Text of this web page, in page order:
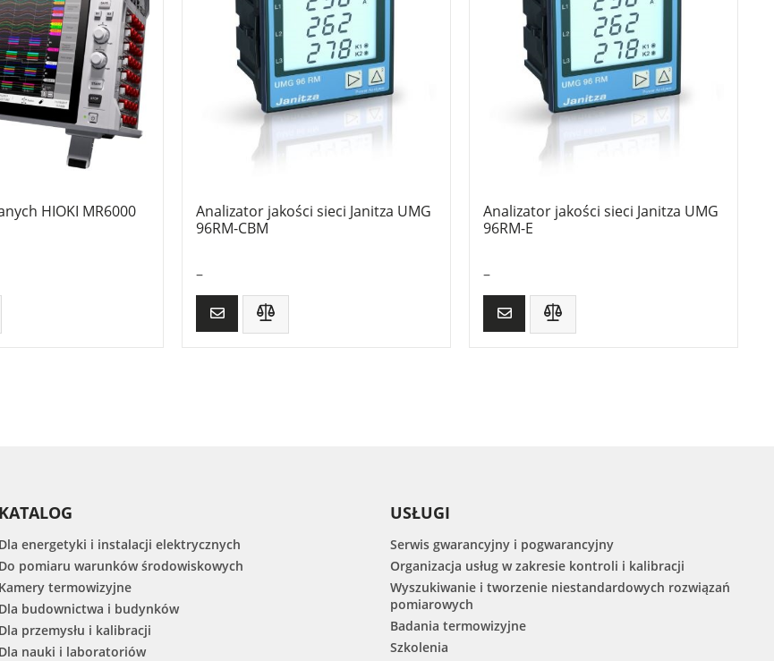
HIOKI MR6000
Analizator jakości sieci Janitza UMG
96RM-CBM
–
Analizator jakości sieci Janitza UMG
96RM-E
–
KATALOG
Dla energetyki i instalacji elektrycznych
Do pomiaru warunków środowiskowych
Kamery termowizyjne
Dla budownictwa i budynków
Dla przemysłu i kalibracji
Dla nauki i laboratoriów
USŁUGI
Serwis gwarancyjny i pogwarancyjny
Organizacja usług w zakresie kontroli i kalibracji
Wyszukiwanie i tworzenie niestandardowych rozwiązań
pomiarowych
Badania termowizyjne
Szkolenia